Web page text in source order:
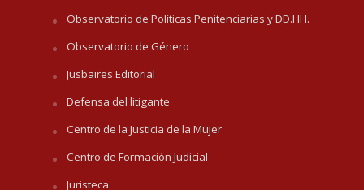
Observatorio de Políticas Penitenciarias y DD.HH.
Observatorio de Género
Jusbaires Editorial
Defensa del litigante
Centro de la Justicia de la Mujer
Centro de Formación Judicial
Juristeca